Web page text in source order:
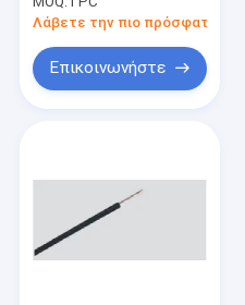
Περιπτώσεις
Mosi2 στοιχεία θέρμανσης
Λάβετε την πιο πρόσφατη τιμή
Επικοινωνήστε